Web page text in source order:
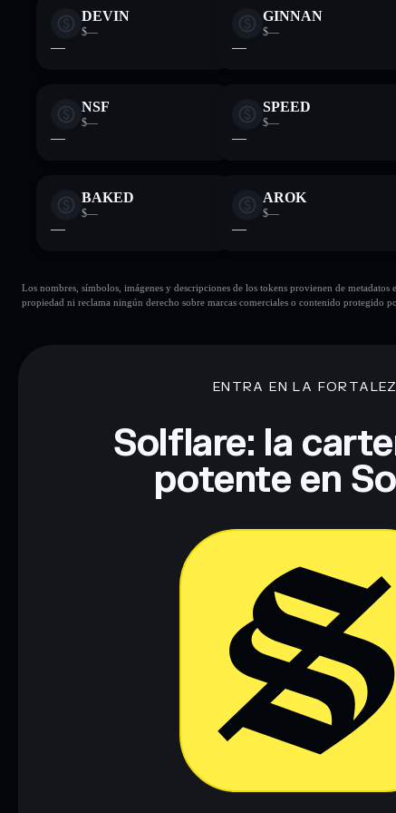
DEVIN
$—
—
GINNAN
$—
—
NSF
$—
—
SPEED
$—
—
BAKED
$—
—
AROK
$—
—
Los nombres, símbolos, imágenes y descripciones de los tokens provienen de
propiedad ni reclama ningún derecho sobre marcas comerciales o contenido protegido
ENTRA EN LA
Solflare: la
potente en